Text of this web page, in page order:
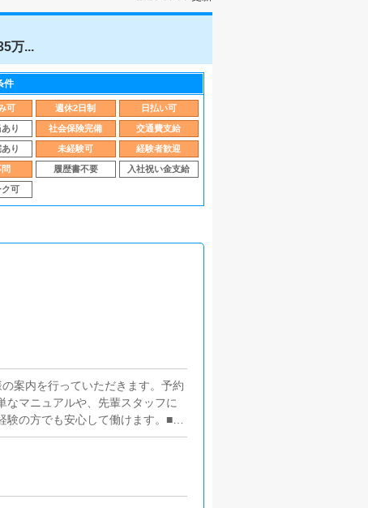
万...
件
可 週休2日制 日払い可
り 社会保険完備 交通費支給
り 未経験可 経験者歓迎
履歴書不要 入社祝い金支給
ク可
案内を行っていただきます。予約
なマニュアルや、先輩スタッフに
の方でも安心して働けます。■キ
うにインターネットを使ったPR
キャストの出勤情報やイベン